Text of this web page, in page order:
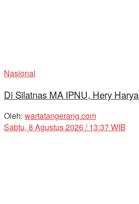
Nasional
Di Silatnas MA IPNU, Hery
Oleh: wartatangerang.com
Sabtu, 8 Agustus 2026 / 13:37 WIB